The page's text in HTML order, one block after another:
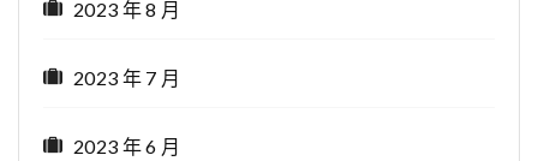
2023 年 8 月
2023 年 7 月
2023 年 6 月